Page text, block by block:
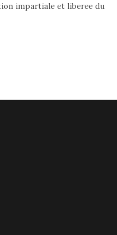
impartiale et liberee du